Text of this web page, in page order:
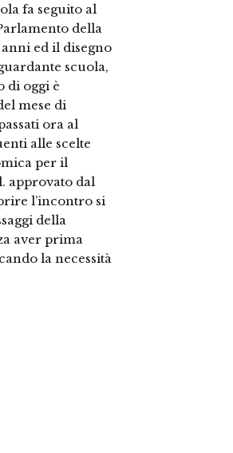
fa seguito al
della
ed il disegno
scuola,
di oggi è
mese di
ora al
alle scelte
per il
approvato dal
l’incontro si
della
aver prima
la necessità